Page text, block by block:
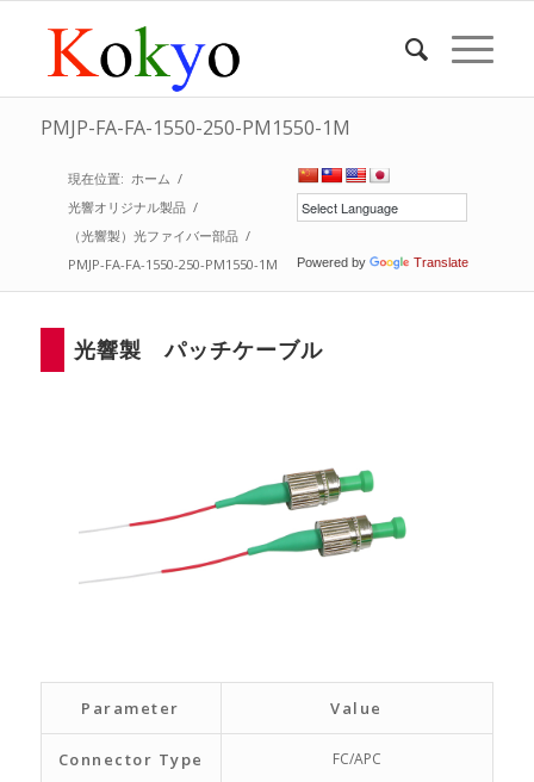
PMJP-FA-FA-1550-250-PM1550-1M
Powered by Translate
現在位置: ホーム /
光響オリジナル製品 /
（光響製）光ファイバー部品 /
PMJP-FA-FA-1550-250-PM1550-1M
光響製 パッチケーブル
Parameter Value
Connector Type FC/APC